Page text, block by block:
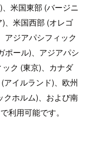
米国東部 (バージニ
、米国西部 (オレゴ
アジアパシフィック
ポール)、アジアパシ
ク (東京)、カナダ
アイルランド)、欧州
クホルム)、および南
利用可能です。